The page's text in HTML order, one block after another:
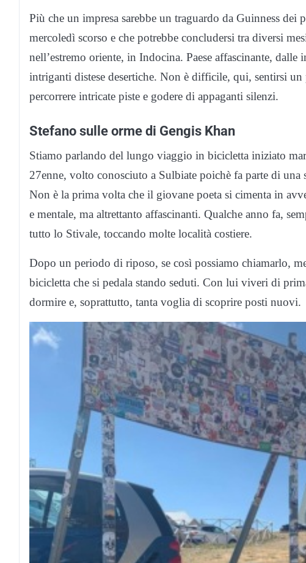
Più che un impresa sarebbe un traguardo da Guinness
mercoledì scorso e che potrebbe concludersi tra diversi
nell’estremo oriente, in Indocina. Paese affascinante,
intriganti distese desertiche. Non è difficile, qui, sentirsi
percorrere intricate piste e godere di appaganti silenzi.
Stefano sulle orme di Gengis Khan
Stiamo parlando del lungo viaggio in bicicletta iniziato
27enne, volto conosciuto a Sulbiate poichè fa parte di
Non è la prima volta che il giovane poeta si cimenta in
e mentale, ma altrettanto affascinanti. Qualche anno fa,
tutto lo Stivale, toccando molte località costiere.
Dopo un periodo di riposo, se così possiamo chiamarlo,
bicicletta che si pedala stando seduti. Con lui viveri di
dormire e, soprattutto, tanta voglia di scoprire posti nuovi.